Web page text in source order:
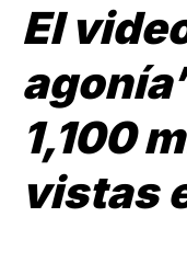
El
1,100
vistas